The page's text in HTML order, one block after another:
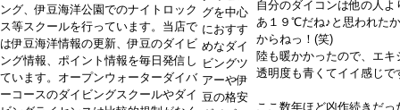
ング、伊豆海洋公園でのナイトロック
ス等スクールを行っています。当店で
は伊豆海洋情報の更新、伊豆のダイビ
ング情報、ポイント情報を毎日発信し
ています。オープンウォーターダイバ
ーコースのダイビングスクールやダイ
自分のダイコンは他の人
あ１９℃だね♪と思われた
からねっ！(笑)
陸も暖かかったので、エ
透明度も青くてイイ感じで
ここ数年ほど凶作続きだ
グを中心
におすす
めなダイ
ビングツ
アーや伊
豆の格安